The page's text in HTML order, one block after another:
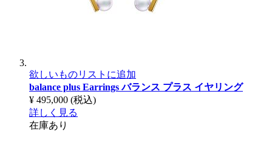
欲しいものリストに追加
balance plus Earringsバランス プラス イヤリング
¥ 495,000 (税込)
詳しく見る
在庫あり